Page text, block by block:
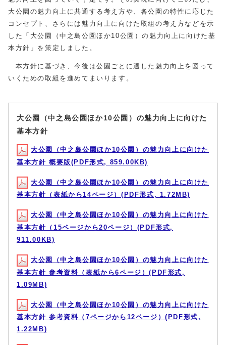
大公園の魅力向上に共通する考え方や、各公園の特性に応じた
コンセプト、さらには魅力向上に向けた取組の考え方などを示
した「大公園（中之島公園ほか10公園）の魅力向上に向けた基
本方針」を策定しました。
本方針に基づき、今後は公園ごとに適した魅力向上を図って
いくための取組を進めてまいります。
大公園（中之島公園ほか10公園）の魅力向上に向けた
基本方針
大公園（中之島公園ほか10公園）の魅力向上に向けた
基本方針 概要版(PDF形式, 859.00KB)
大公園（中之島公園ほか10公園）の魅力向上に向けた
基本方針（表紙から14ページ）(PDF形式, 1.72MB)
大公園（中之島公園ほか10公園）の魅力向上に向けた
基本方針（15ページから20ページ）(PDF形式,
911.00KB)
大公園（中之島公園ほか10公園）の魅力向上に向けた
基本方針 参考資料（表紙から6ページ）(PDF形式,
1.09MB)
大公園（中之島公園ほか10公園）の魅力向上に向けた
基本方針 参考資料（7ページから12ページ）(PDF形式,
1.22MB)